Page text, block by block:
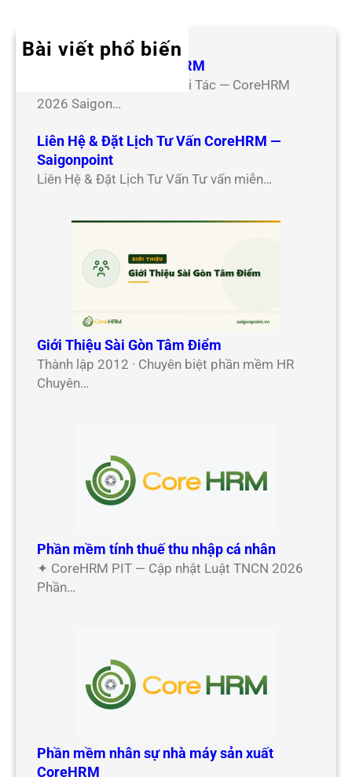
Bài viết phổ biến
Hợp Tác Đối Tác CoreHRM
Chương Trình Hợp Tác Đối Tác — CoreHRM
2026 Saigon…
Liên Hệ & Đặt Lịch Tư Vấn CoreHRM —
Saigonpoint
Liên Hệ & Đặt Lịch Tư Vấn Tư vấn miễn…
Giới Thiệu Sài Gòn Tâm Điểm
Thành lập 2012 · Chuyên biệt phần mềm HR
Chuyên…
Phần mềm tính thuế thu nhập cá nhân
✦ CoreHRM PIT — Cập nhật Luật TNCN 2026
Phần…
Phần mềm nhân sự nhà máy sản xuất
CoreHRM